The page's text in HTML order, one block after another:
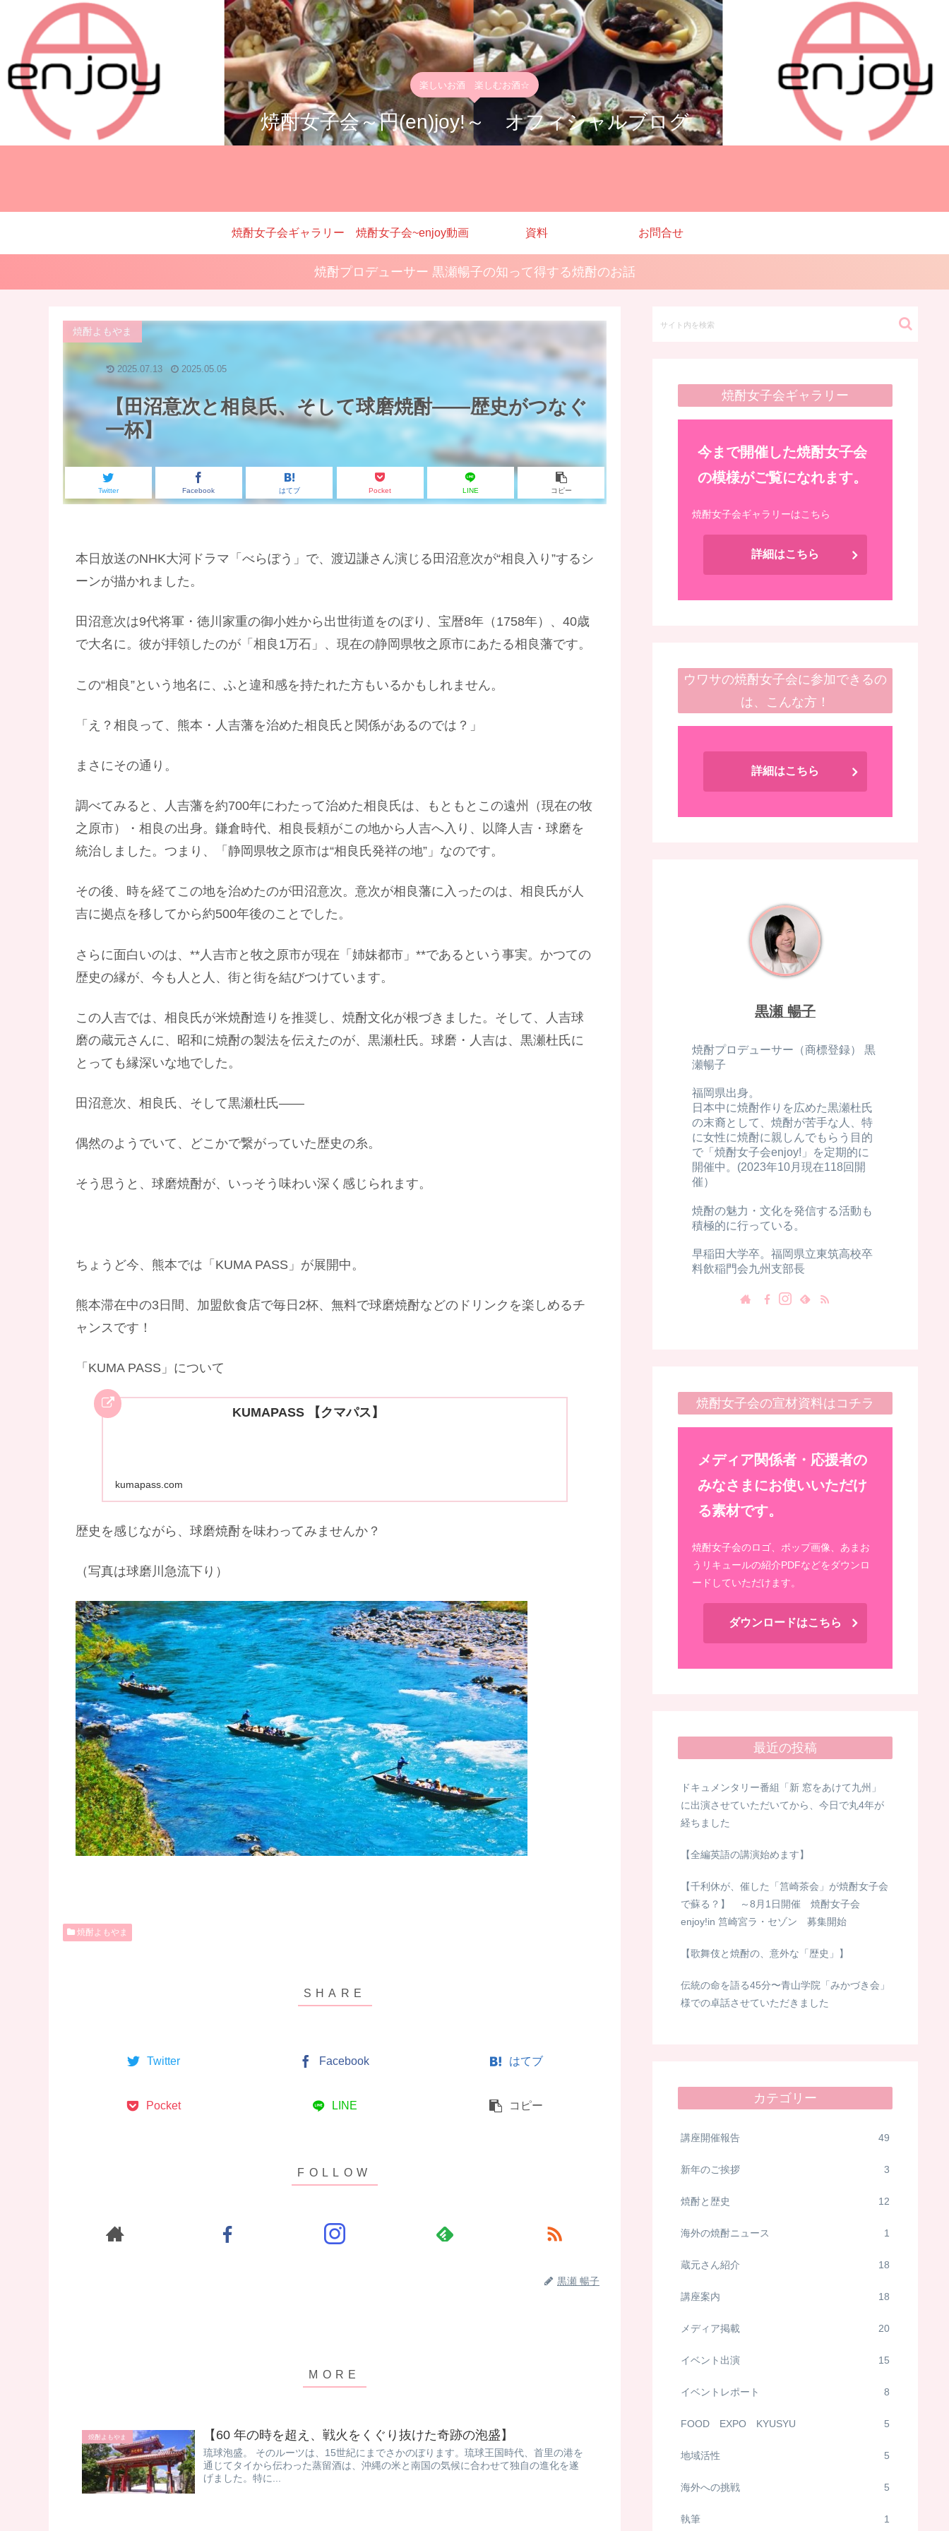
楽しいお酒 楽しむお酒☆
焼酎女子会～円(en)joy!～ オフィシャルブログ
焼酎女子会ギャラリー 焼酎女子会~enjoy動画 資料 お問合せ
焼酎プロデューサー 黒瀬暢子の知って得する焼酎のお話
【田沼意次と相良氏、そして球磨焼酎――歴史がつなぐ
一杯】
焼酎よもやま
Twitter Facebook はてブ Pocket LINE コピー
2025.07.13 2025.05.05
本日放送のNHK大河ドラマ「べらぼう」で、渡辺謙さん演じる田沼意次が“相良入り”するシ
ーンが描かれました。
田沼意次は9代将軍・徳川家重の御小姓から出世街道をのぼり、宝暦8年（1758年）、40歳
で大名に。彼が拝領したのが「相良1万石」、現在の静岡県牧之原市にあたる相良藩です。
この“相良”という地名に、ふと違和感を持たれた方もいるかもしれません。
「え？相良って、熊本・人吉藩を治めた相良氏と関係があるのでは？」
まさにその通り。
調べてみると、人吉藩を約700年にわたって治めた相良氏は、もともとこの遠州（現在の牧
之原市）・相良の出身。鎌倉時代、相良長頼がこの地から人吉へ入り、以降人吉・球磨を
統治しました。つまり、「静岡県牧之原市は“相良氏発祥の地”」なのです。
その後、時を経てこの地を治めたのが田沼意次。意次が相良藩に入ったのは、相良氏が人
吉に拠点を移してから約500年後のことでした。
さらに面白いのは、**人吉市と牧之原市が現在「姉妹都市」**であるという事実。かつての
歴史の縁が、今も人と人、街と街を結びつけています。
この人吉では、相良氏が米焼酎造りを推奨し、焼酎文化が根づきました。そして、人吉球
磨の蔵元さんに、昭和に焼酎の製法を伝えたのが、黒瀬杜氏。球磨・人吉は、黒瀬杜氏に
とっても縁深いな地でした。
田沼意次、相良氏、そして黒瀬杜氏——
偶然のようでいて、どこかで繋がっていた歴史の糸。
そう思うと、球磨焼酎が、いっそう味わい深く感じられます。
ちょうど今、熊本では「KUMA PASS」が展開中。
熊本滞在中の3日間、加盟飲食店で毎日2杯、無料で球磨焼酎などのドリンクを楽しめるチ
ャンスです！
「KUMA PASS」について
KUMAPASS 【クマパス】
kumapass.com
歴史を感じながら、球磨焼酎を味わってみませんか？
（写真は球磨川急流下り）
焼酎よもやま
Twitter Facebook はてブ
Pocket LINE コピー
黒瀬 暢子
焼酎よもやま 【60 年の時を超え、戦火をくぐり抜けた奇跡の泡盛】
​ 琉球泡盛。 そのルーツは、15世紀にまでさかのぼります。 ​ 琉球王国時代、首里の港を
通じてタイから伝わった蒸留酒は、沖縄の米と南国の気候に合わせて独自の進化を遂
げました。 ​ 特に...
焼酎女子会ギャラリー
今まで開催した焼酎女子会
の模様がご覧になれます。
焼酎女子会ギャラリーはこちら
詳細はこちら
ウワサの焼酎女子会に参加できるの
は、こんな方！
詳細はこちら
黒瀬 暢子
焼酎プロデューサー（商標登録） 黒
瀬暢子
福岡県出身。
日本中に焼酎作りを広めた黒瀬杜氏
の末裔として、焼酎が苦手な人、特
に女性に焼酎に親しんでもらう目的
で「焼酎女子会enjoy!」を定期的に
開催中。(2023年10月現在118回開
催）
焼酎の魅力・文化を発信する活動も
積極的に行っている。
早稲田大学卒。福岡県立東筑高校卒
料飲稲門会九州支部長
焼酎女子会の宣材資料はコチラ
メディア関係者・応援者の
みなさまにお使いいただけ
る素材です。
焼酎女子会のロゴ、ポップ画像、あまお
うリキュールの紹介PDFなどをダウンロ
ードしていただけます。
ダウンロードはこちら
最近の投稿
ドキュメンタリー番組「新 窓をあけて九州」
に出演させていただいてから、今日で丸4年が
経ちました
【全編英語の講演始めます】
【千利休が、催した「筥崎茶会」が焼酎女子会
で蘇る？】 ～8月1日開催 焼酎女子会
enjoy!in 筥崎宮ラ・セゾン 募集開始
【歌舞伎と焼酎の、意外な「歴史」】
伝統の命を語る45分〜青山学院「みかづき会」
様での卓話させていただきました
カテゴリー
講座開催報告 49
新年のご挨拶 3
焼酎と歴史 12
海外の焼酎ニュース 1
蔵元さん紹介 18
講座案内 18
メディア掲載 20
イベント出演 15
イベントレポート 8
FOOD EXPO KYUSYU 5
地域活性 5
海外への挑戦 5
執筆 1